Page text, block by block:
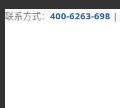
联系方式： 400-6263-698 |